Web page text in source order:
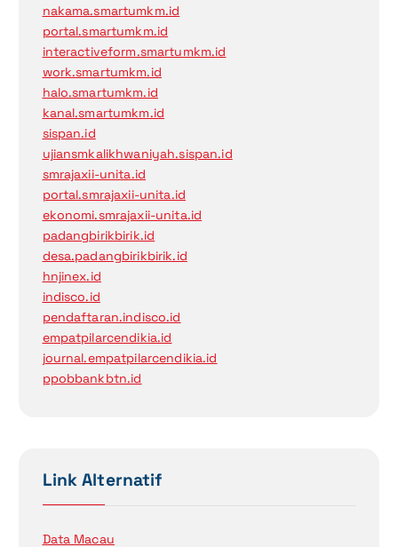
nakama.smartumkm.id
portal.smartumkm.id
interactiveform.smartumkm.id
work.smartumkm.id
halo.smartumkm.id
kanal.smartumkm.id
sispan.id
ujiansmkalikhwaniyah.sispan.id
smrajaxii-unita.id
portal.smrajaxii-unita.id
ekonomi.smrajaxii-unita.id
padangbirikbirik.id
desa.padangbirikbirik.id
hnjinex.id
indisco.id
pendaftaran.indisco.id
empatpilarcendikia.id
journal.empatpilarcendikia.id
ppobbankbtn.id
Link Alternatif
Data Macau